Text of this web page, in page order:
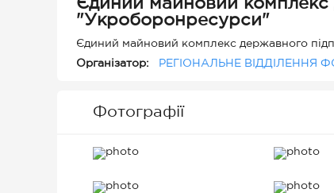
Єдиний майновий комплекс
"Укроборонресурси"
Єдиний майновий комплекс державного
Організатор: РЕГІОНАЛЬНЕ ВІДДІЛЕННЯ
Фотографії